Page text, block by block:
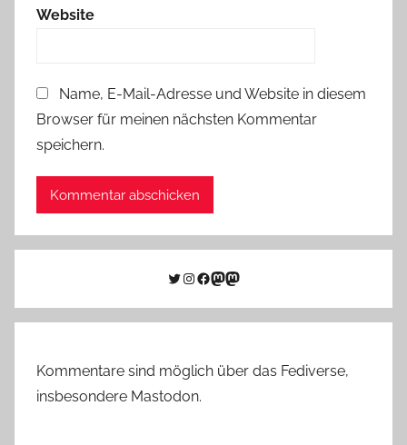
Website
Name, E-Mail-Adresse und Website in diesem
Browser für meinen nächsten Kommentar
speichern.
Twitter
Instagram
Facebook
Link zu Mastodon
Mastodon
Kommentare sind möglich über das Fediverse,
insbesondere Mastodon.